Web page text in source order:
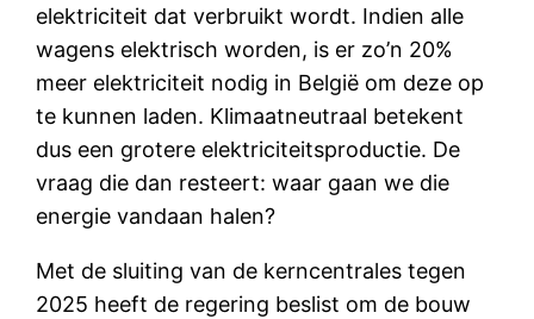
elektriciteit dat verbruikt wordt. Indien alle
wagens elektrisch worden, is er zo’n 20%
meer elektriciteit nodig in België om deze op
te kunnen laden. Klimaatneutraal betekent
dus een grotere elektriciteitsproductie. De
vraag die dan resteert: waar gaan we die
energie vandaan halen?
Met de sluiting van de kerncentrales tegen
2025 heeft de regering beslist om de bouw